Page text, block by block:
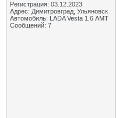
Регистрация: 03.12.2023
Адрес: Димитровград, Ульяновск
Автомобиль: LADA Vesta 1,6 АМТ
Сообщений: 7